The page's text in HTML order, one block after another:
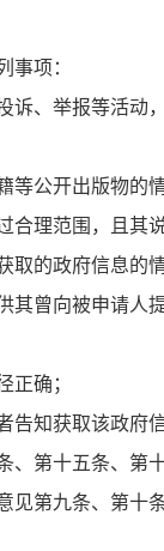
项：
、举报等活动
等公开出版物的情
理范围，且其
取的政府信息的情
曾向被申请人提
正确；
知获取该政府
第十五条、第
见第九条、第十